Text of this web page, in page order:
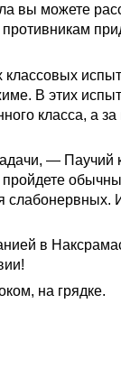
вы можете
В этих
класса, а
— Паучий
слабонервных.
в
на грядке.